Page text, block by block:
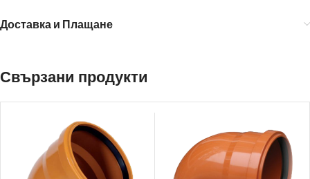
Доставка и Плащане
Свързани продукти